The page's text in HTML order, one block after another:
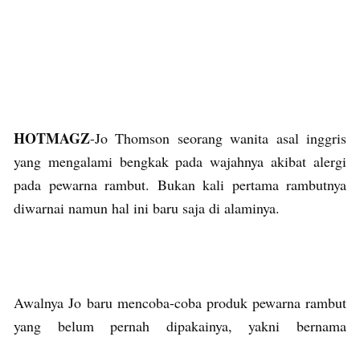
HOTMAGZ-Jo Thomson seorang wanita asal inggris
yang mengalami bengkak pada wajahnya akibat alergi
pada pewarna rambut. Bukan kali pertama rambutnya
diwarnai namun hal ini baru saja di alaminya.
Awalnya Jo baru mencoba-coba produk pewarna rambut
yang belum pernah dipakainya, yakni bernama